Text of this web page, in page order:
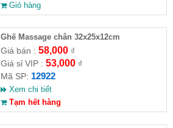
Giỏ hàng
Ghế Massage chân 32x25x12cm
Giá bán : 58,000₫
Giá sỉ VIP : 53,000₫
Mã SP: 12922
Xem chi tiết
Tạm hết hàng